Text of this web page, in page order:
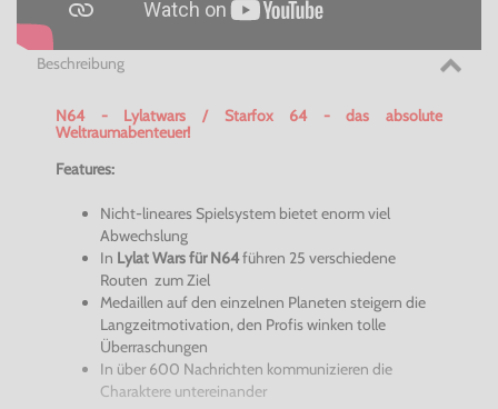
Beschreibung
N64 - Lylatwars / Starfox 64- das absolute
Weltraumabenteuer!
Features:
Nicht-lineares Spielsystem bietet enorm viel
Abwechslung
In Lylat Wars für N64führen 25 verschiedene
Routen zum Ziel
Medaillen auf den einzelnen Planeten steigern die
Langzeitmotivation, den Profis winken tolle
Überraschungen
In über 600 Nachrichten kommunizieren die
Charaktere untereinander